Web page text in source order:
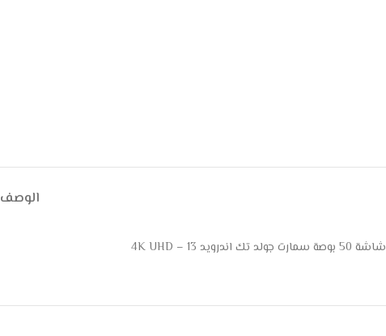
الوصف
شاشة 50 بوصة سمارت جولد تك اندرويد 13 – 4K UHD